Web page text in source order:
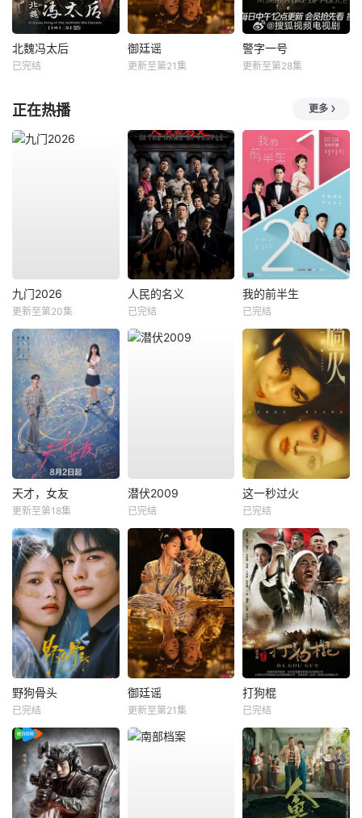
北魏冯太后
已完结
御廷谣
更新至第21集
警字一号
更新至第28集
正在热播 更多
九门2026
更新至第20集
人民的名义
已完结
我的前半生
已完结
天才，女友
更新至第18集
潜伏2009
已完结
这一秒过火
已完结
野狗骨头
已完结
御廷谣
更新至第21集
打狗棍
已完结